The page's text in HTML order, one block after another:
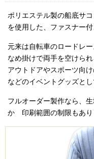
ポリエステル製の船底サ
を使用した、ファスナー付
元来は自転車のロードレ
なめ掛けで両手を空けら
アウトドアやスポーツ向
などのイベントグッズと
フルオーダー製作なら、
か 印刷範囲の制限もあり